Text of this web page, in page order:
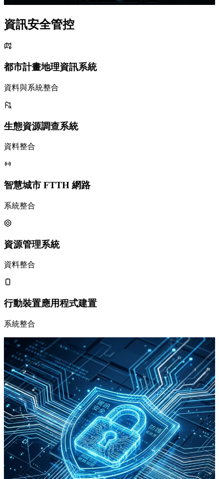
資訊安全管控
都市計畫地理資訊系統
資料與系統整合
生態資源調查系統
資料整合
智慧城市 FTTH 網路
系統整合
資源管理系統
資料整合
行動裝置應用程式建置
系統整合